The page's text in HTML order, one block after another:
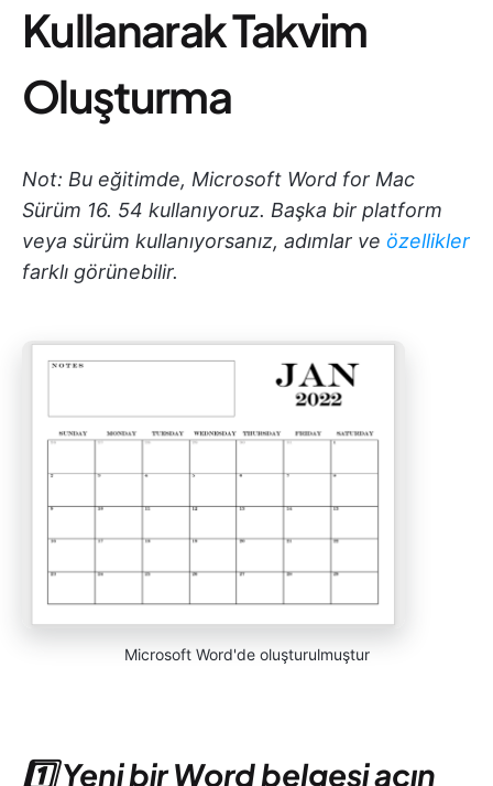
Kullanarak Takvim
Oluşturma
Not: Bu eğitimde, Microsoft Word for Mac
Sürüm 16. 54 kullanıyoruz. Başka bir platform
veya sürüm kullanıyorsanız, adımlar ve özellikler
farklı görünebilir.
Microsoft Word'de oluşturulmuştur
1️⃣ Yeni bir Word belgesi açın